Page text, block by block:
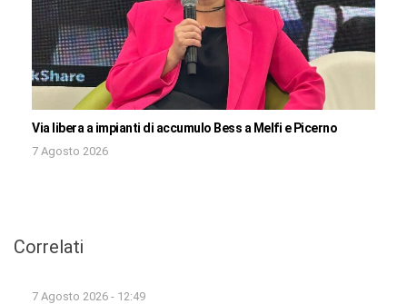
Via libera a impianti di accumulo Bess a Melfi e Picerno
7 Agosto 2026
Correlati
7 Agosto 2026 - 12:49